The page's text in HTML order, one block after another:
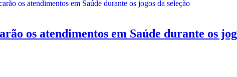
os atendimentos em Saúde durante os